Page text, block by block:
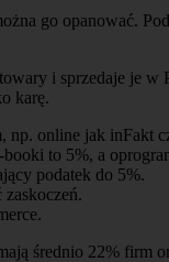
go opanować.
i sprzedaje je
karę.
np. online jak inFakt
to 5%, a
podatek do 5%.
średnio 22%